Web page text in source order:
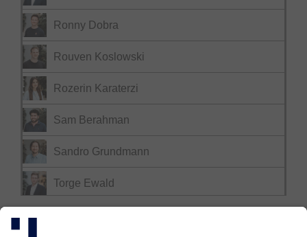
Ronny Dobra
Rouven Koslowski
Rozerin Karaterzi
Sam Berahman
Sandro Grundmann
Torge Ewald